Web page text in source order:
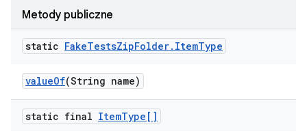
Metody publiczne
static FakeTestsZipFolder. ItemType
valueOf(String name)
static final ItemType[]